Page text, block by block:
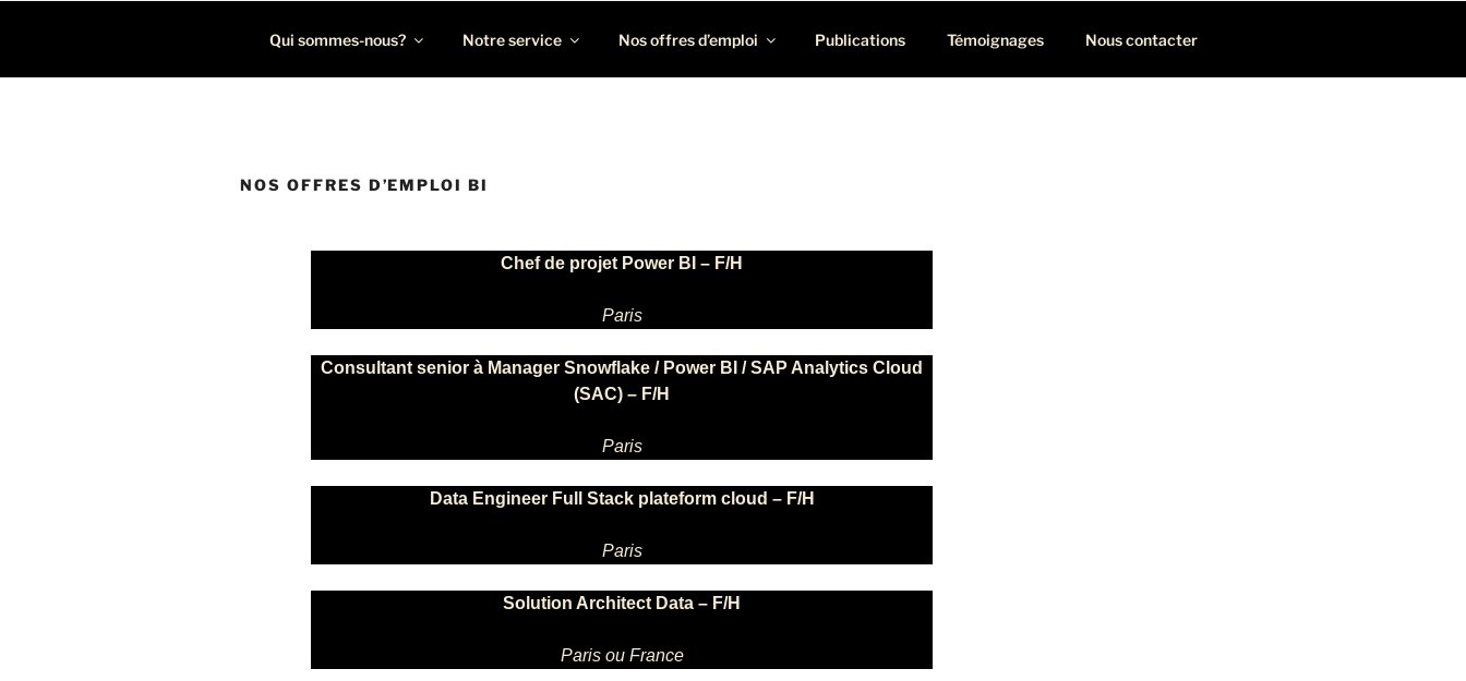
Léon Recrutement
Qui sommes-nous? Notre service Nos offres d’emploi Publications Témoignages Nous contacter
NOS OFFRES D’EMPLOI BI
Chef de projet Power BI – F/H
Paris
Consultant senior à Manager Snowflake / Power BI / SAP Analytics Cloud
(SAC) – F/H
Paris
Data Engineer Full Stack plateform cloud – F/H
Paris
Solution Architect Data – F/H
Paris ou France